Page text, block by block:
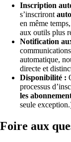
Inscription
s’inscriront
en même
aux outils plus
Notification
automatique,
directe et
Disponibilité :
processus
les
seule
Foire aux